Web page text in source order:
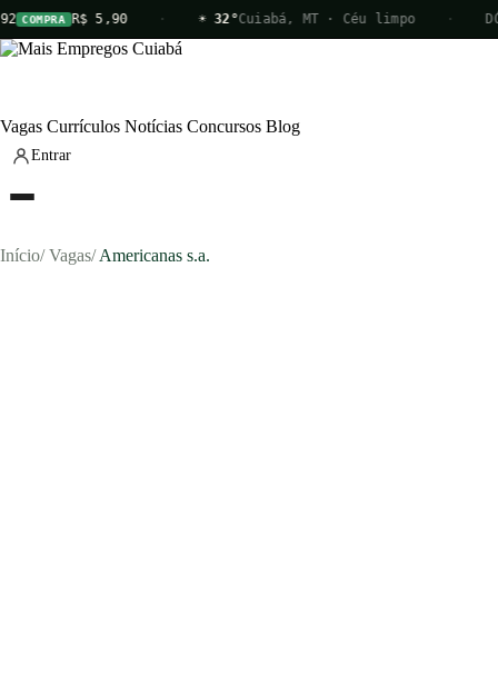
COMPRA R$ 5,90 ☀ 32°Cuiabá, MT · Céu limpo
Vagas Currículos Notícias Concursos Blog
Entrar
Início/ Vagas/ Americanas s.a.